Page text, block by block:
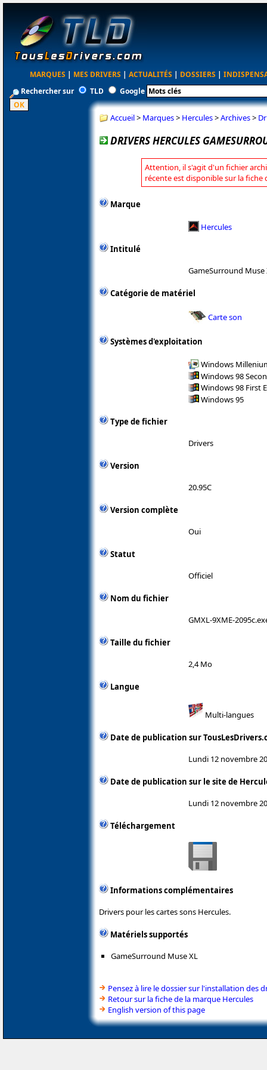
MARQUES | MES DRIVERS | ACTUALITÉS | DOSSIERS |
Rechercher sur
TLD Google
Accueil> Marques> Hercules>Archives>
DRIVERS HERCULES
Attention, il s'agit d'un fichier
récente est disponible sur la fiche
Marque
Hercules
Intitulé
GameSurround Muse
Catégorie de matériel
Carte son
Systèmes d'exploitation
Windows
Windows 98
Windows 98 First
Windows 95
Type de fichier
Drivers
Version
20.95C
Version complète
Oui
Statut
Officiel
Nom du fichier
GMXL-9XME-
Taille du fichier
2,4 Mo
Langue
Multi-langues
Date de publication sur
Lundi 12 novembre
Date de publication sur le site de
Lundi 12 novembre
Téléchargement
Informations complémentaires
Drivers pour les cartes sons Hercules.
Matériels supportés
GameSurround Muse XL
Pensez à lire le dossier sur l'installation des
Retour sur la fiche de la marque Hercules
English version of this page